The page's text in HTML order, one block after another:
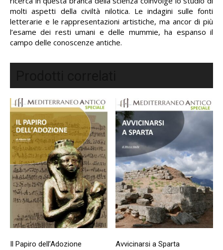
molti aspetti della civiltà nilotica. Le indagini sulle fonti
letterarie e le rappresentazioni artistiche, ma ancor di più
l’esame dei resti umani e delle mummie, ha espanso il
campo delle conoscenze antiche.
Il Papiro dell’Adozione Avvicinarsi a Sparta